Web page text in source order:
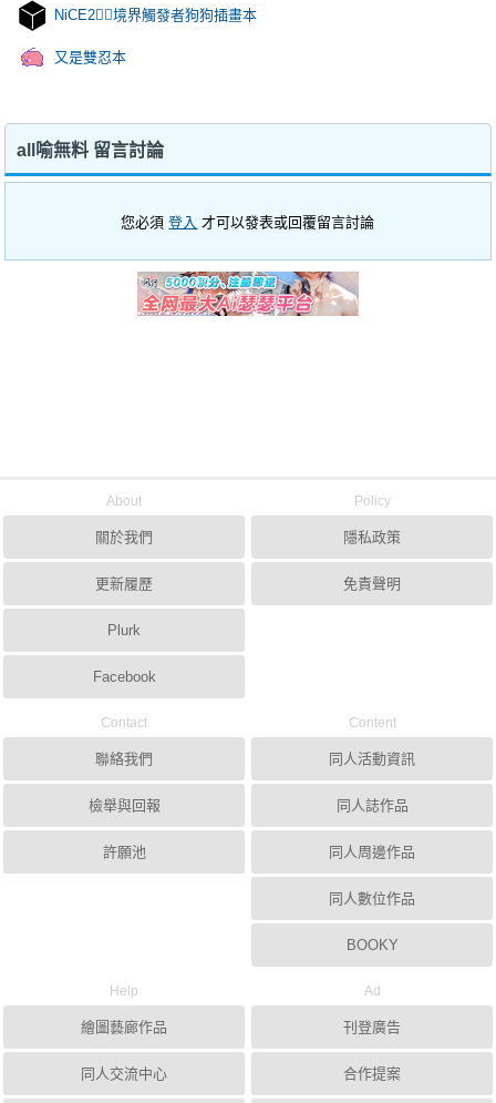
NiCE2🐕‍🦺境界觸發者狗狗插畫本
又是雙忍本
all喻無料 留言討論
您必須登入 才可以發表或回覆留言討論
About
關於我們
更新履歷
Plurk
Facebook
Policy
隱私政策
免責聲明
Contact
聯絡我們
檢舉與回報
許願池
Content
同人活動資訊
同人誌作品
同人周邊作品
同人數位作品
BOOKY
Help
繪圖藝廊作品
同人交流中心
Ad
刊登廣告
合作提案